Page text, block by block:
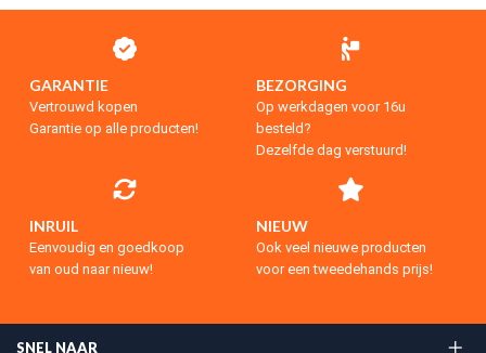
GARANTIE
Vertrouwd kopen
Garantie op alle producten!
BEZORGING
Op werkdagen voor 16u
besteld?
Dezelfde dag verstuurd!
INRUIL
Eenvoudig en goedkoop
van oud naar nieuw!
NIEUW
Ook veel nieuwe producten
voor een tweedehands prijs!
SNEL NAAR